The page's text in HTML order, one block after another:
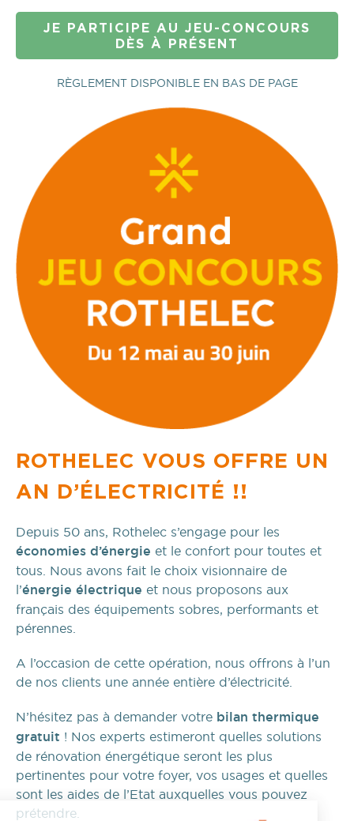
JE PARTICIPE AU JEU-CONCOURS
DÈS À PRÉSENT
RÈGLEMENT DISPONIBLE EN BAS DE PAGE
ROTHELEC VOUS OFFRE UN
AN D’ÉLECTRICITÉ !!
Depuis 50 ans, Rothelec s’engage pour les
économies d’énergie et le confort pour toutes et
tous. Nous avons fait le choix visionnaire de
l’énergie électrique et nous proposons aux
français des équipements sobres, performants et
pérennes.
A l’occasion de cette opération, nous offrons à l’un
de nos clients une année entière d’électricité.
N’hésitez pas à demander votre bilan thermique
gratuit ! Nos experts estimeront quelles solutions
de rénovation énergétique seront les plus
pertinentes pour votre foyer, vos usages et quelles
sont les aides de l’Etat auxquelles vous pouvez
prétendre.